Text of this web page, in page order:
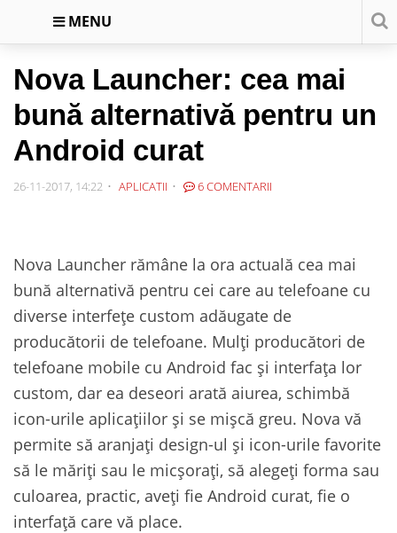
MENU
Nova Launcher: cea mai
bună alternativă pentru un
Android curat
26-11-2017, 14:22 APLICATII 6 COMENTARII
Nova Launcher rămâne la ora actuală cea mai
bună alternativă pentru cei care au telefoane cu
diverse interfețe custom adăugate de
producătorii de telefoane. Mulți producători de
telefoane mobile cu Android fac și interfața lor
custom, dar ea deseori arată aiurea, schimbă
icon-urile aplicațiilor și se mișcă greu. Nova vă
permite să aranjați design-ul și icon-urile favorite
să le măriți sau le micșorați, să alegeți forma sau
culoarea, practic, aveți fie Android curat, fie o
interfață care vă place.